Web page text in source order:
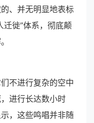
、并无明显地表标
迁徙”体系，彻底颠
不进行复杂的空中
进行长达数小时
，这些鸣唱并非随